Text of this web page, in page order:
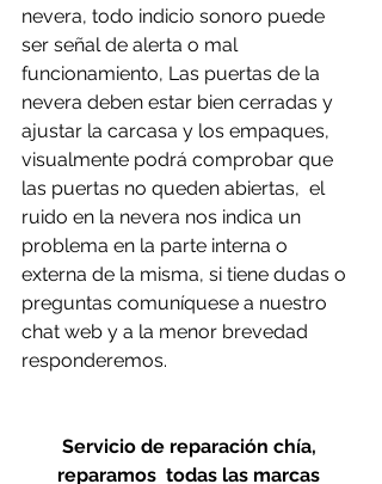
nevera, todo indicio sonoro puede
ser señal de alerta o mal
funcionamiento, Las puertas de la
nevera deben estar bien cerradas y
ajustar la carcasa y los empaques,
visualmente podrá comprobar que
las puertas no queden abiertas,  el
ruido en la nevera nos indica un
problema en la parte interna o
externa de la misma, si tiene dudas o
preguntas comuníquese a nuestro
chat web y a la menor brevedad
responderemos.
Servicio de reparación chía,
reparamos  todas las marcas